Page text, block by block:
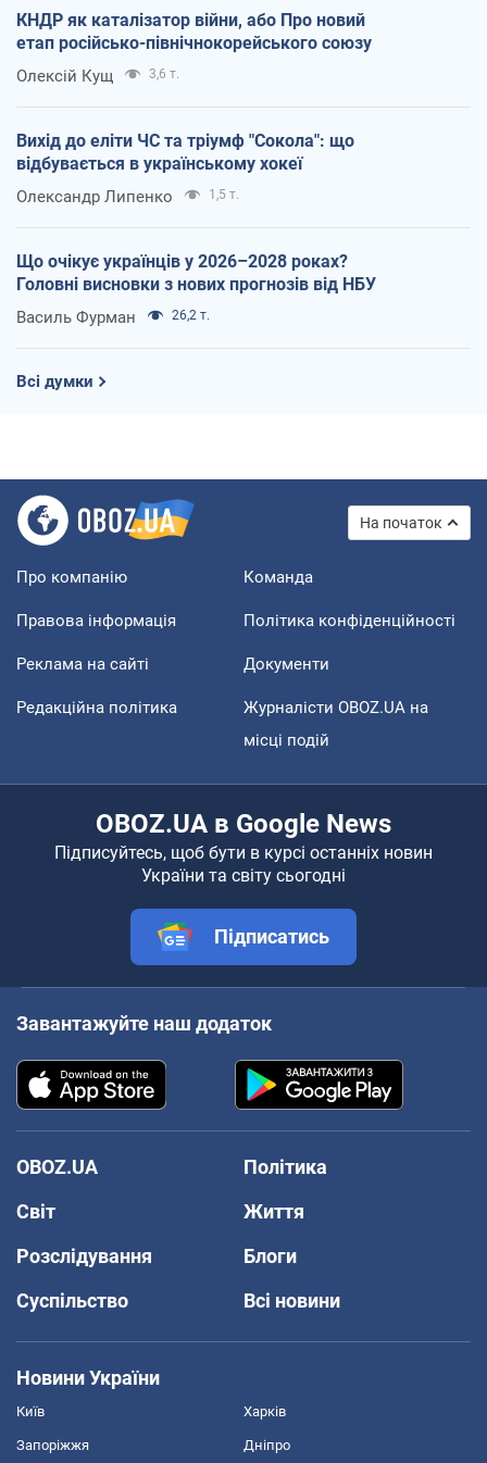
КНДР як каталізатор війни, або Про новий
етап російсько-північнокорейського союзу
Олексій Кущ 3,6 т.
Вихід до еліти ЧС та тріумф "Сокола": що
відбувається в українському хокеї
Олександр Липенко 1,5 т.
Що очікує українців у 2026–2028 роках?
Головні висновки з нових прогнозів від НБУ
Василь Фурман 26,2 т.
Всі думки
На початок
Про компанію Команда
Правова інформація Політика конфіденційності
Реклама на сайті Документи
Редакційна політика
Журналісти OBOZ.UA на
місці подій
OBOZ.UA в Google News
Підписуйтесь, щоб бути в курсі останніх новин
України та світу сьогодні
Підписатись
Завантажуйте наш додаток
OBOZ.UA
Політика
Світ
Життя
Розслідування
Блоги
Суспільство
Всі новини
Новини України
Київ Харків
Запоріжжя Дніпро